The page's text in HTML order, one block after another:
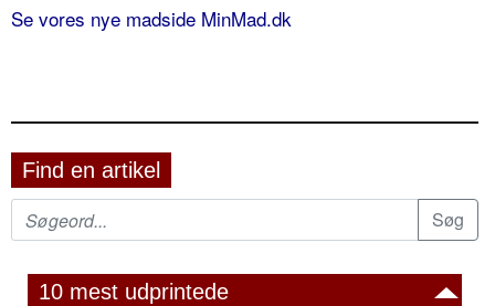
Se vores nye madside MinMad.dk
Find en artikel
10 mest udprintede